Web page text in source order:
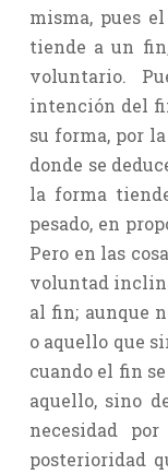
misma, pues
tiende a un
voluntario.
intención del
su forma, por
donde se
la forma
pesado, en
Pero en las
voluntad
al fin; aunque
o aquello que
cuando el fin
aquello, sino
necesidad
posterioridad